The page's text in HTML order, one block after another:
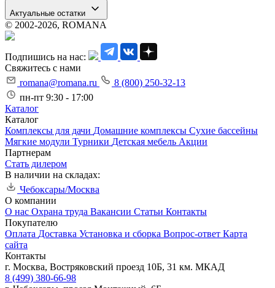
Актуальные остатки
© 2002-2026, ROMANA
Подпишись на нас:
Свяжитесь с нами
romana@romana.ru
8 (800) 250-32-13
пн-пт 9:30 - 17:00
Каталог
Каталог
Комплексы для дачи Домашние комплексы Сухие бассейны
Мягкие модули Турники Детская мебель Акции
Партнерам
Стать дилером
В наличии на складах:
Чебоксары/Москва
О компании
О нас Охрана труда Вакансии Статьи Контакты
Покупателю
Оплата Доставка Установка и сборка Вопрос-ответ Карта
сайта
Контакты
г. Москва, Востряковский проезд 10Б, 31 км. МКАД
8 (499) 380-66-98